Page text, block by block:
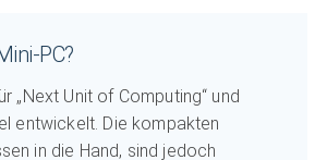
PC?
„Next Unit of Computing“ und
entwickelt. Die kompakten
in die Hand, sind jedoch